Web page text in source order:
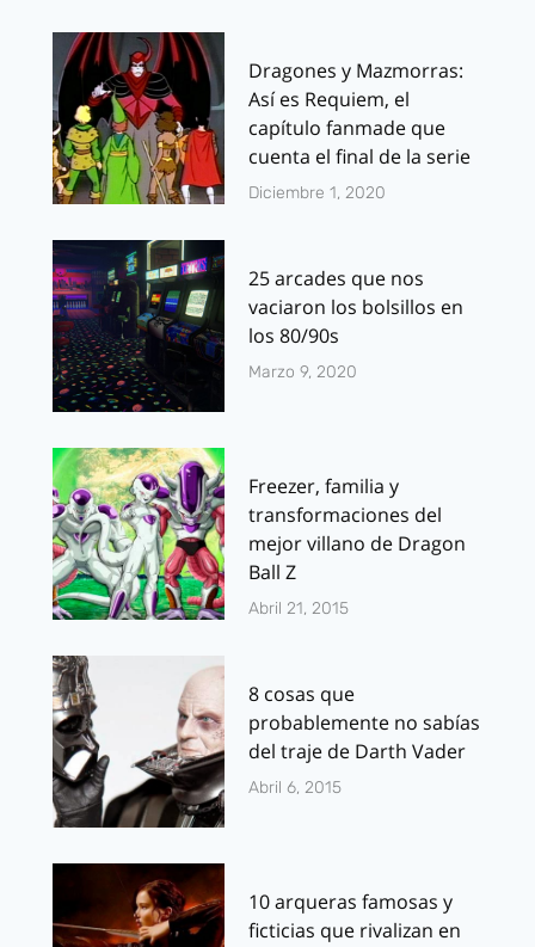
Dragones y Mazmorras:
Así es Requiem, el
capítulo fanmade que
cuenta el final de la serie
Diciembre 1, 2020
25 arcades que nos
vaciaron los bolsillos en
los 80/90s
Marzo 9, 2020
Freezer, familia y
transformaciones del
mejor villano de Dragon
Ball Z
Abril 21, 2015
8 cosas que
probablemente no sabías
del traje de Darth Vader
Abril 6, 2015
10 arqueras famosas y
ficticias que rivalizan en